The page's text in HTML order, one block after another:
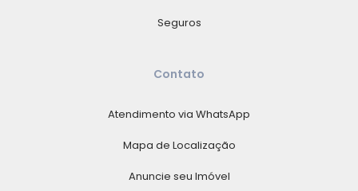
Seguros
Contato
Atendimento via WhatsApp
Mapa de Localização
Anuncie seu Imóvel